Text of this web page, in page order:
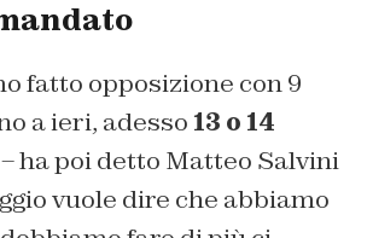
fatto opposizione con 9
a ieri, adesso 13 o 14
– ha poi detto Matteo Salvini
vuole dire che abbiamo